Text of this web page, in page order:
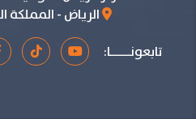
الرياض - المملكة
تابعونـــــا: